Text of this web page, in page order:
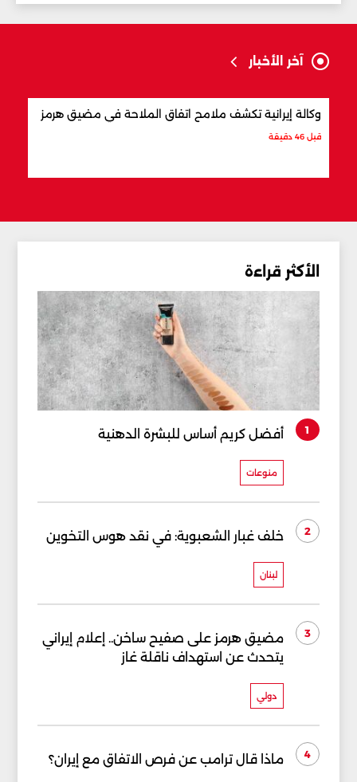
آخر الأخبار
وكالة إيرانية تكشف ملامح اتفاق الملاحة في مضيق هرمز
قبل 46 دقيقة
الأكثر قراءة
1 أفضل كريم أساس للبشرة الدهنية
منوعات
2 خلف غبار الشعبوية: في نقد هوس التخوين
لبنان
3
مضيق هرمز على صفيح ساخن.. إعلام إيراني
يتحدث عن استهداف ناقلة غاز
دولي
4 ماذا قال ترامب عن فرص الاتفاق مع إيران؟